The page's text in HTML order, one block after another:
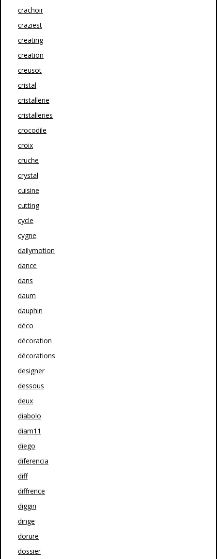
crachoir
craziest
creating
creation
creusot
cristal
cristallerie
cristalleries
crocodile
croix
cruche
crystal
cuisine
cutting
cycle
cygne
dailymotion
dance
dans
daum
dauphin
déco
décoration
décorations
designer
dessous
deux
diabolo
diam11
diego
diferencia
diff
diffrence
diggin
dinge
dorure
dossier